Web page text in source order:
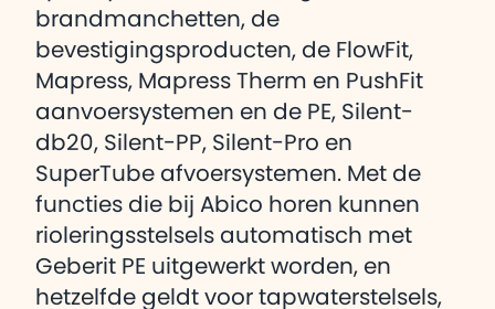
brandmanchetten, de
bevestigingsproducten, de FlowFit,
Mapress, Mapress Therm en PushFit
aanvoersystemen en de PE, Silent-
db20, Silent-PP, Silent-Pro en
SuperTube afvoersystemen. Met de
functies die bij Abico horen kunnen
rioleringsstelsels automatisch met
Geberit PE uitgewerkt worden, en
hetzelfde geldt voor tapwaterstelsels,